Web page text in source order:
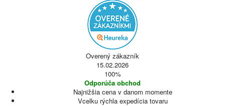
Overený zákazník
15.02.2026
100%
Odporúča obchod
Najnižšia cena v danom momente
Vcelku rýchla expedícia tovaru